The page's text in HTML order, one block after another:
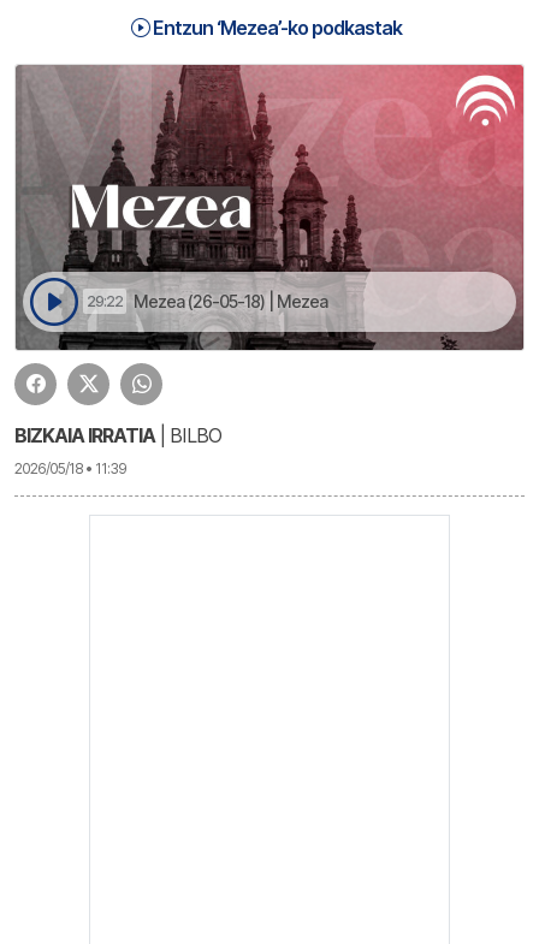
Entzun ‘Mezea’-ko podkastak
29:22 Mezea (26-05-18) | Mezea
BIZKAIA IRRATIA| BILBO
2026/05/18 • 11:39